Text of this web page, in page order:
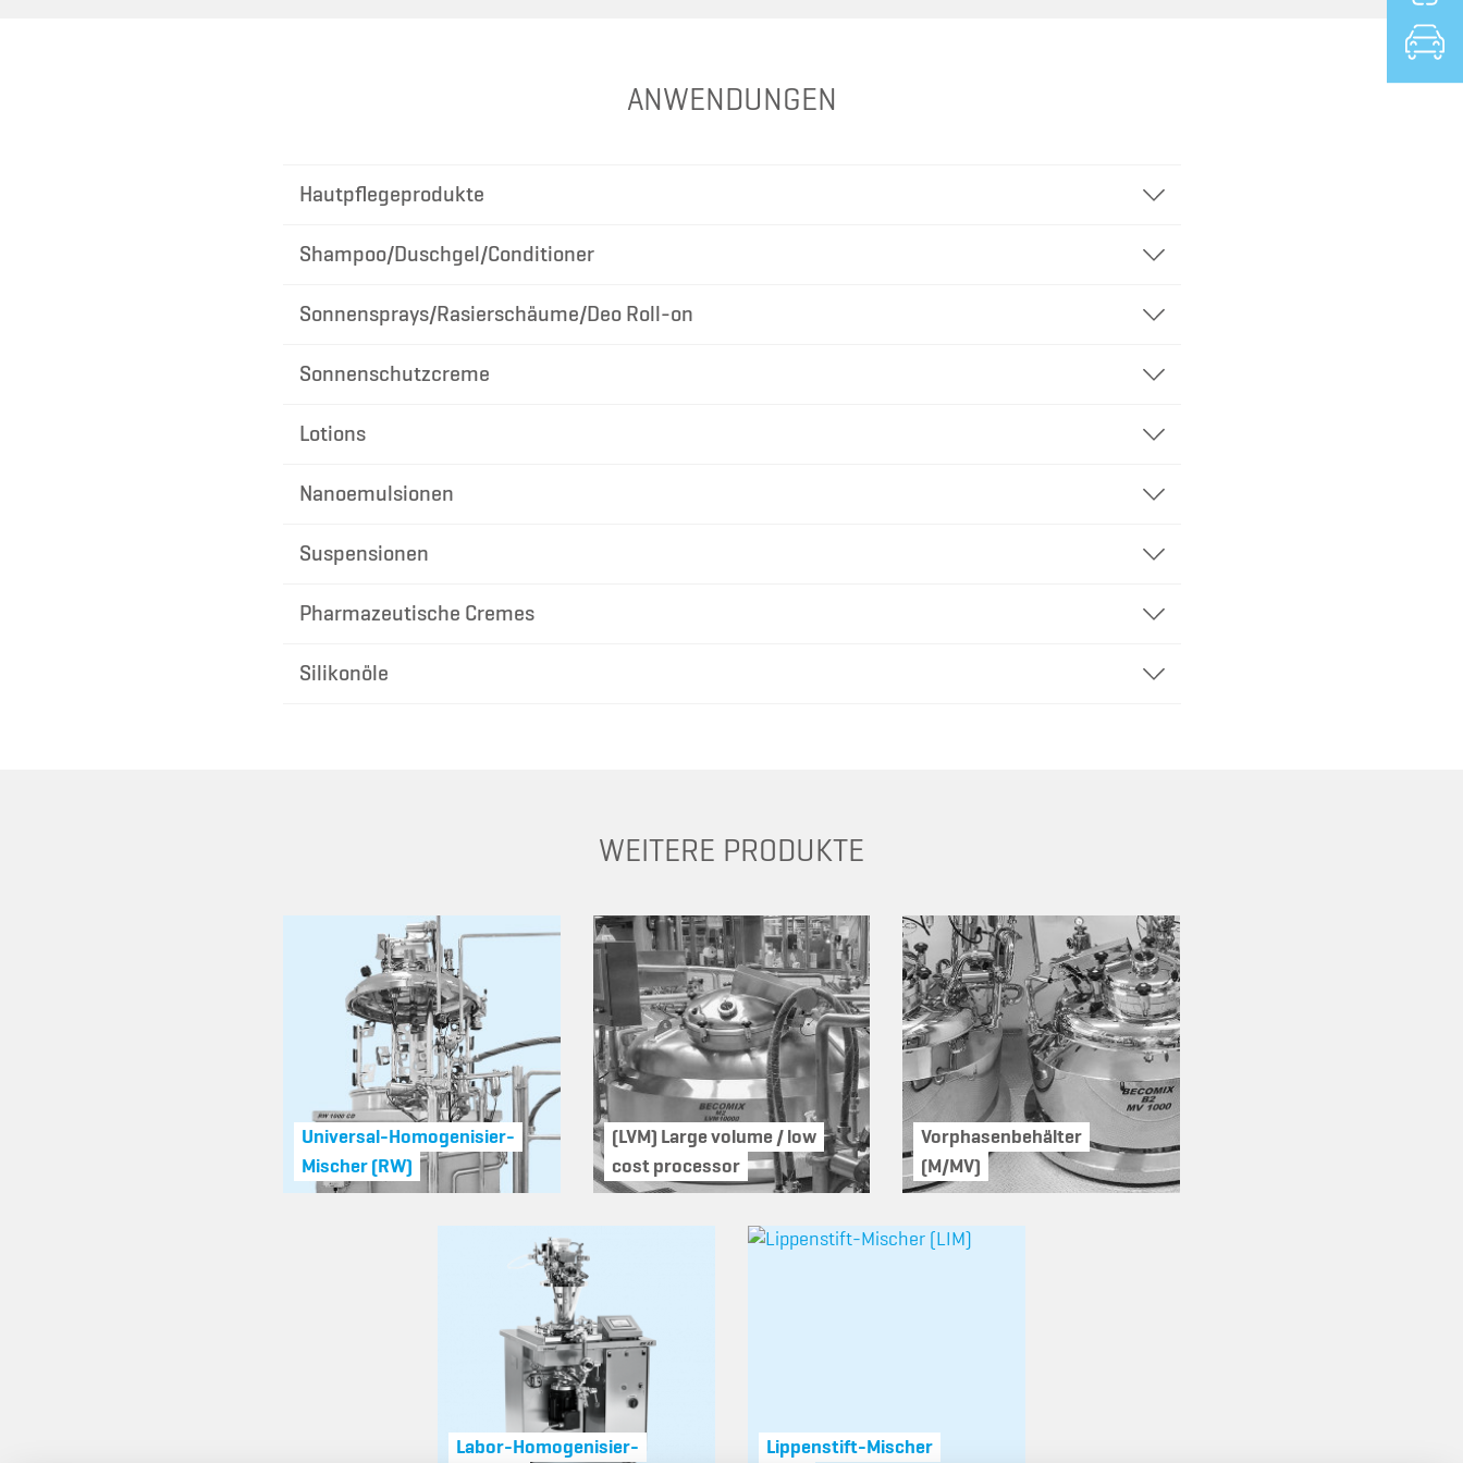
ANWENDUNGEN
Hautpflegeprodukte
Shampoo/Duschgel/Conditioner
Sonnensprays/Rasierschäume/Deo Roll-on
Sonnenschutzcreme
Lotions
Nanoemulsionen
Suspensionen
Pharmazeutische Cremes
Silikonöle
WEITERE PRODUKTE
Universal-Homogenisier-
Mischer (RW)
(LVM) Large volume / low
cost processor
Vorphasenbehälter
(M/MV)
Labor-Homogenisier- Lippenstift-Mischer